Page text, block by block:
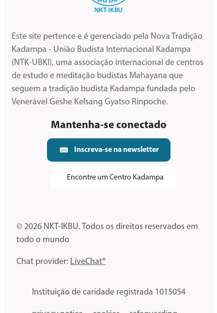
Este site pertence e é gerenciado pela Nova Tradição
Kadampa - União Budista Internacional Kadampa
(NTK-UBKI), uma associação internacional de centros
de estudo e meditação budistas Mahayana que
seguem a tradição budista Kadampa fundada pelo
Venerável Geshe Kelsang Gyatso Rinpoche.
Mantenha-se conectado
Inscreva-se na newsletter
Encontre um Centro Kadampa
© 2026 NKT-IKBU. Todos os direitos reservados em
todo o mundo
Chat provider: LiveChat®
Instituição de caridade registrada 1015054